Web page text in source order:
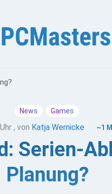
News Games
, von Katja Wernicke ~1
Serien-
Planung?